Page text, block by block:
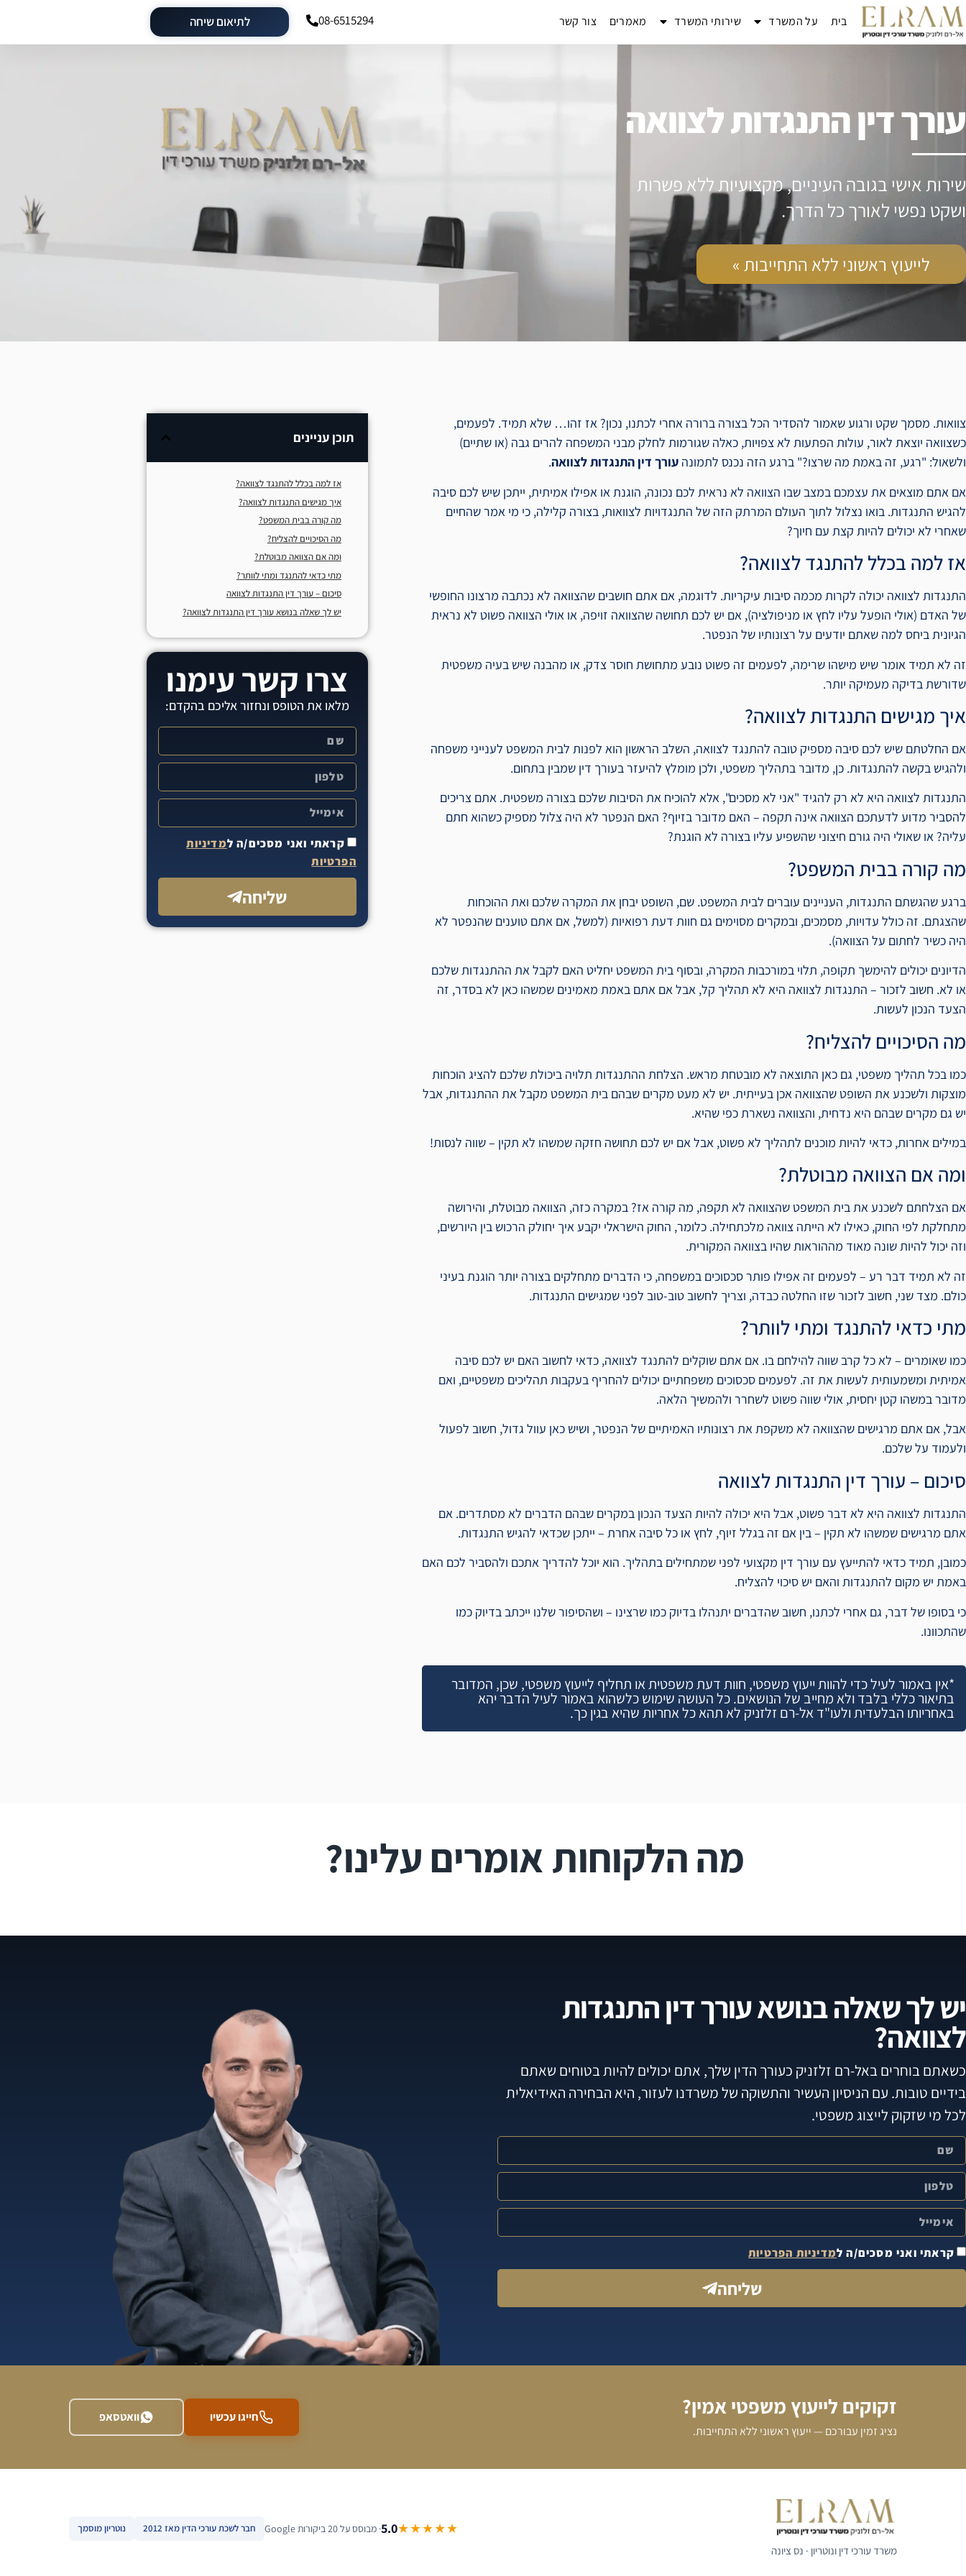
בית על המשרד שירותי המשרד מאמרים צור קשר 08-6515294 לתיאום שיחה
עורך דין התנגדות לצוואה
שירות אישי בגובה העיניים, מקצועיות ללא פשרות
ושקט נפשי לאורך כל הדרך.
לייעוץ ראשוני ללא התחייבות »
צוואות. מסמך שקט ורגוע שאמור להסדיר הכל בצורה ברורה אחרי לכתנו, נכון? אז זהו… שלא תמיד. לפעמים,
כשצוואה יוצאת לאור, עולות הפתעות לא צפויות, כאלה שגורמות לחלק מבני המשפחה להרים גבה (או שתיים)
ולשאול: "רגע, זה באמת מה שרצו?" ברגע הזה נכנס לתמונה עורך דין התנגדות לצוואה.
אם אתם מוצאים את עצמכם במצב שבו הצוואה לא נראית לכם נכונה, הוגנת או אפילו אמיתית, ייתכן שיש לכם סיבה
להגיש התנגדות. בואו נצלול לתוך העולם המרתק הזה של התנגדויות לצוואות, בצורה קלילה, כי מי אמר שהחיים
שאחרי לא יכולים להיות קצת עם חיוך?
אז למה בכלל להתנגד לצוואה?
התנגדות לצוואה יכולה לקרות מכמה סיבות עיקריות. לדוגמה, אם אתם חושבים שהצוואה לא נכתבה מרצונו החופשי
של האדם (אולי הופעל עליו לחץ או מניפולציה), אם יש לכם תחושה שהצוואה זויפה, או אולי הצוואה פשוט לא נראית
הגיונית ביחס למה שאתם יודעים על רצונותיו של הנפטר.
זה לא תמיד אומר שיש מישהו שרימה, לפעמים זה פשוט נובע מתחושת חוסר צדק, או מהבנה שיש בעיה משפטית
שדורשת בדיקה מעמיקה יותר.
איך מגישים התנגדות לצוואה?
אם החלטתם שיש לכם סיבה מספיק טובה להתנגד לצוואה, השלב הראשון הוא לפנות לבית המשפט לענייני משפחה
ולהגיש בקשה להתנגדות. כן, מדובר בתהליך משפטי, ולכן מומלץ להיעזר בעורך דין שמבין בתחום.
התנגדות לצוואה היא לא רק להגיד "אני לא מסכים", אלא להוכיח את הסיבות שלכם בצורה משפטית. אתם צריכים
להסביר מדוע לדעתכם הצוואה אינה תקפה – האם מדובר בזיוף? האם הנפטר לא היה צלול מספיק כשהוא חתם
עליה? או שאולי היה גורם חיצוני שהשפיע עליו בצורה לא הוגנת?
מה קורה בבית המשפט?
ברגע שהגשתם התנגדות, העניינים עוברים לבית המשפט. שם, השופט יבחן את המקרה שלכם ואת ההוכחות
שהצגתם. זה כולל עדויות, מסמכים, ובמקרים מסוימים גם חוות דעת רפואיות (למשל, אם אתם טוענים שהנפטר לא
היה כשיר לחתום על הצוואה).
הדיונים יכולים להימשך תקופה, תלוי במורכבות המקרה, ובסוף בית המשפט יחליט האם לקבל את ההתנגדות שלכם
או לא. חשוב לזכור – התנגדות לצוואה היא לא תהליך קל, אבל אם אתם באמת מאמינים שמשהו כאן לא בסדר, זה
הצעד הנכון לעשות.
מה הסיכויים להצליח?
כמו בכל תהליך משפטי, גם כאן התוצאה לא מובטחת מראש. הצלחת ההתנגדות תלויה ביכולת שלכם להציג הוכחות
מוצקות ולשכנע את השופט שהצוואה אכן בעייתית. יש לא מעט מקרים שבהם בית המשפט מקבל את ההתנגדות, אבל
יש גם מקרים שבהם היא נדחית, והצוואה נשארת כפי שהיא.
במילים אחרות, כדאי להיות מוכנים לתהליך לא פשוט, אבל אם יש לכם תחושה חזקה שמשהו לא תקין – שווה לנסות!
ומה אם הצוואה מבוטלת?
אם הצלחתם לשכנע את בית המשפט שהצוואה לא תקפה, מה קורה אז? במקרה כזה, הצוואה מבוטלת, והירושה
מתחלקת לפי החוק, כאילו לא הייתה צוואה מלכתחילה. כלומר, החוק הישראלי יקבע איך יחולק הרכוש בין היורשים,
וזה יכול להיות שונה מאוד מההוראות שהיו בצוואה המקורית.
זה לא תמיד דבר רע – לפעמים זה אפילו פותר סכסוכים במשפחה, כי הדברים מתחלקים בצורה יותר הוגנת בעיני
כולם. מצד שני, חשוב לזכור שזו החלטה כבדה, וצריך לחשוב טוב-טוב לפני שמגישים התנגדות.
מתי כדאי להתנגד ומתי לוותר?
כמו שאומרים – לא כל קרב שווה להילחם בו. אם אתם שוקלים להתנגד לצוואה, כדאי לחשוב האם יש לכם סיבה
אמיתית ומשמעותית לעשות את זה. לפעמים סכסוכים משפחתיים יכולים להחריף בעקבות תהליכים משפטיים, ואם
מדובר במשהו קטן יחסית, אולי שווה פשוט לשחרר ולהמשיך הלאה.
אבל, אם אתם מרגישים שהצוואה לא משקפת את רצונותיו האמיתיים של הנפטר, ושיש כאן עוול גדול, חשוב לפעול
ולעמוד על שלכם.
סיכום – עורך דין התנגדות לצוואה
התנגדות לצוואה היא לא דבר פשוט, אבל היא יכולה להיות הצעד הנכון במקרים שבהם הדברים לא מסתדרים. אם
אתם מרגישים שמשהו לא תקין – בין אם זה בגלל זיוף, לחץ או כל סיבה אחרת – ייתכן שכדאי להגיש התנגדות.
כמובן, תמיד כדאי להתייעץ עם עורך דין מקצועי לפני שמתחילים בתהליך. הוא יוכל להדריך אתכם ולהסביר לכם האם
באמת יש מקום להתנגדות והאם יש סיכוי להצליח.
כי בסופו של דבר, גם אחרי לכתנו, חשוב שהדברים יתנהלו בדיוק כמו שרצינו – ושהסיפור שלנו ייכתב בדיוק כמו
שהתכוונו.
*אין באמור לעיל כדי להוות ייעוץ משפטי, חוות דעת משפטית או תחליף לייעוץ משפטי, שכן, המדובר
בתיאור כללי בלבד ולא מחייב של הנושאים. כל העושה שימוש כלשהוא באמור לעיל הדבר יהא
באחריותו הבלעדית ולעו"ד אל-רם זלזניק לא תהא כל אחריות שהיא בגין כך.
תוכן עניינים
אז למה בכלל להתנגד לצוואה?
איך מגישים התנגדות לצוואה?
מה קורה בבית המשפט?
מה הסיכויים להצליח?
ומה אם הצוואה מבוטלת?
מתי כדאי להתנגד ומתי לוותר?
סיכום – עורך דין התנגדות לצוואה
יש לך שאלה בנושא עורך דין התנגדות לצוואה?
צרו קשר עימנו
מלאו את הטופס ונחזור אליכם בהקדם:
קראתי ואני מסכים/ה למדיניות
הפרטיות
שליחה
מה הלקוחות אומרים עלינו?
יש לך שאלה בנושא עורך דין התנגדות
לצוואה?
כשאתם בוחרים באל-רם זלזניק כעורך הדין שלך, אתם יכולים להיות בטוחים שאתם
בידיים טובות. עם הניסיון העשיר והתשוקה של משרדנו לעזור, היא הבחירה האידיאלית
לכל מי שזקוק לייצוג משפטי.
קראתי ואני מסכים/ה למדיניות הפרטיות
שליחה
זקוקים לייעוץ משפטי אמין?
נציג זמין עבורכם — ייעוץ ראשוני ללא התחייבות.
חייגו עכשיו וואטסאפ
משרד עורכי דין ונוטריון · נס ציונה
★★★★★
5.0· מבוסס על 20 ביקורות Google חבר לשכת עורכי הדין מאז 2012 נוטריון מוסמך